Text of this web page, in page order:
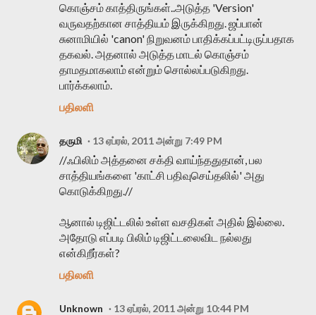
கொஞ்சம் காத்திருங்கள்..அடுத்த 'Version'
வருவதற்கான சாத்தியம் இருக்கிறது. ஜப்பான்
சுனாமியில் 'canon' நிறுவனம் பாதிக்கப்பட்டிருப்பதாக
தகவல். அதனால் அடுத்த மாடல் கொஞ்சம்
தாமதமாகலாம் என்றும் சொல்லப்படுகிறது.
பார்க்கலாம்.
பதிலளி
தருமி 13 ஏப்ரல், 2011 அன்று 7:49 PM
//ஃபிலிம் அத்தனை சக்தி வாய்ந்ததுதான், பல
சாத்தியங்களை 'காட்சி பதிவுசெய்தலில்' அது
கொடுக்கிறது.//
ஆனால் டிஜிட்டலில் உள்ள வசதிகள் அதில் இல்லை.
அதோடு எப்படி பிலிம் டிஜிட்டலைவிட நல்லது
என்கிறீர்கள்?
பதிலளி
Unknown 13 ஏப்ரல், 2011 அன்று 10:44 PM